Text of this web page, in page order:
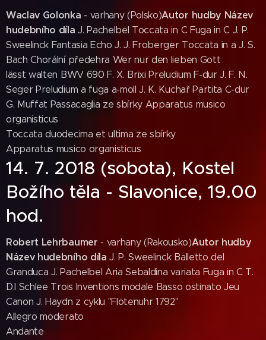
Waclav Golonka - varhany (Polsko)Autor hudby Název
hudebního díla J. Pachelbel Toccata in C Fuga in C J. P.
Sweelinck Fantasia Echo J. J. Froberger Toccata in a J. S.
Bach Chorální předehra Wer nur den lieben Gott
lässt walten BWV 690 F. X. Brixi Preludium F-dur J. F. N.
Seger Preludium a fuga a-moll J. K. Kuchař Partita C-dur
G. Muffat Passacaglia ze sbírky Apparatus musico
organisticus
Toccata duodecima et ultima ze sbírky
Apparatus musico organisticus
14. 7. 2018 (sobota), Kostel
Božího těla - Slavonice, 19.00
hod.
Robert Lehrbaumer - varhany (Rakousko)Autor hudby
Název hudebního díla J. P. Sweelinck Balletto del
Granduca J. Pachelbel Aria Sebaldina variata Fuga in C T.
D.l Schlee Trois Inventions modale Basso ostinato Jeu
Canon J. Haydn z cyklu "Flötenuhr 1792"
Allegro moderato
Andante